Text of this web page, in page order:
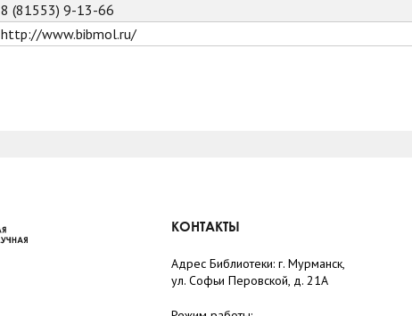
8 (81553) 9-13-66
http://www.bibmol.ru/
КОНТАКТЫ
Адрес Библиотеки: г. Мурманск,
ул. Софьи Перовской, д. 21А